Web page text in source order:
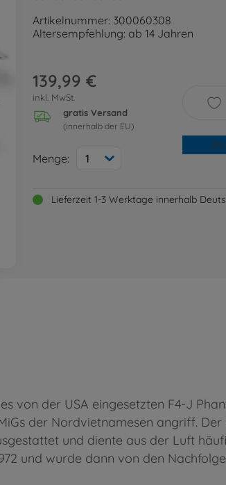
Artikelnummer: 300060308
Altersempfehlung: ab 14 Jahren
139,99 €
inkl. MwSt.
gratis Versand
(innerhalb der EU)
Menge: 1
In
Lieferzeit 1-3 Werktage innerhalb
von der USA eingesetzten F4-J
der Nordvietnamesen angriff.
und diente aus der Luft
und wurde dann von den